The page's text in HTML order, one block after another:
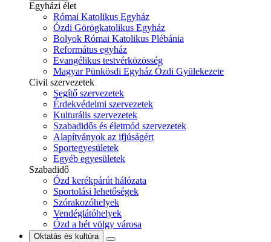
Egyházi élet
Római Katolikus Egyház
Ózdi Görögkatolikus Egyház
Bolyok Római Katolikus Plébánia
Református egyház
Evangélikus testvérközösség
Magyar Pünkösdi Egyház Ózdi Gyülekezete
Civil szervezetek
Segítő szervezetek
Érdekvédelmi szervezetek
Kulturális szervezetek
Szabadidős és életmód szervezetek
Alapítványok az ifjúságért
Sportegyesületek
Egyéb egyesületek
Szabadidő
Ózd kerékpárút hálózata
Sportolási lehetőségek
Szórakozóhelyek
Vendéglátóhelyek
Ózd a hét völgy városa
Oktatás és kultúra